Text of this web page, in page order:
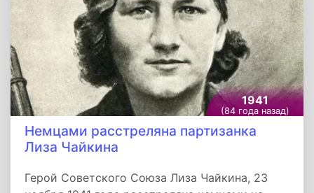
1941
(84 года назад)
Немцами расстреляна партизанка
Лиза Чайкина
Герой Советского Союза Лиза Чайкина, 23